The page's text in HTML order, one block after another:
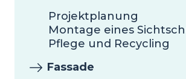
Projektplanung
Montage eines
Pflege und Recycling
Fassade